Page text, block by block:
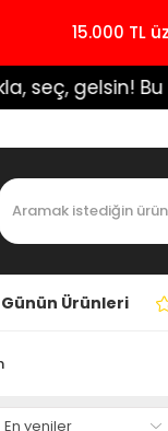
15.000 TL
Bu kadar
Günün Ürünleri